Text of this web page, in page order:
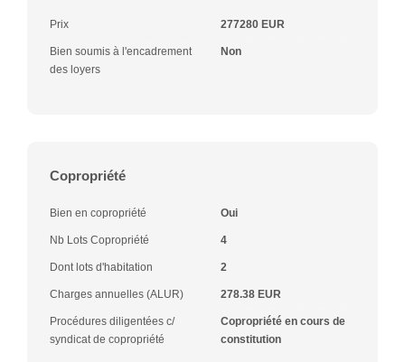
Prix 277280 EUR
Bien soumis à l'encadrement
des loyers
Non
Copropriété
Bien en copropriété Oui
Nb Lots Copropriété 4
Dont lots d'habitation 2
Charges annuelles (ALUR) 278.38 EUR
Procédures diligentées c/
syndicat de copropriété
Copropriété en cours de
constitution